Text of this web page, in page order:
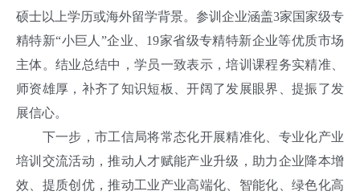
硕士以上学历或海外留学背景。参训企业涵盖3家国家级专
精特新“小巨人”企业、19家省级专精特新企业等优质市场
主体。结业总结中，学员一致表示，培训课程务实精准、
师资雄厚，补齐了知识短板、开阔了发展眼界、提振了发
展信心。
下一步，市工信局将常态化开展精准化、专业化产业
培训交流活动，推动人才赋能产业升级，助力企业降本增
效、提质创优，推动工业产业高端化、智能化、绿色化高